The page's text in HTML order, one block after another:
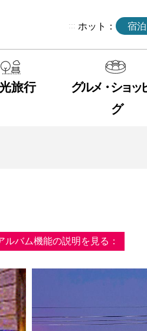
::: ホット： 宿泊
旅行
グルメ・ショッ
グ
バム機能の説明を見る：